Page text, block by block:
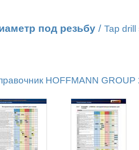
под резьбу / Tap drill
HOFFMANN